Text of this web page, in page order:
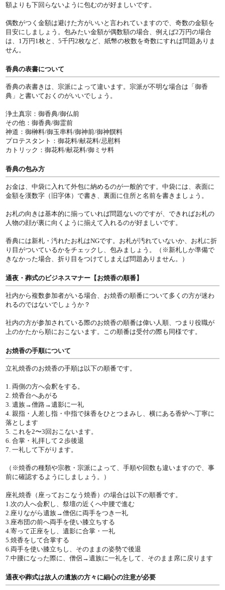
額よりも下回らないように包むのが好ましいです。
偶数がつく金額は避けた方がいいと言われていますので、奇数の金額を
目安にしましょう。包みたい金額が偶数額の場合、例えば2万円の場合
は、1万円1枚と、5千円2枚など、紙幣の枚数を奇数にすれば問題ありま
せん。
香典の表書について
香典の表書きは、宗派によって違います。宗派が不明な場合は「御香
典」と書いておくのがいいでしょう。
浄土真宗：御香典/御仏前
その他：御香典/御霊前
神道：御榊料/御玉串料/御神前/御神饌料
プロテスタント：御花料/献花料/忌慰料
カトリック：御花料/献花料/御ミサ料
香典の包み方
お金は、中袋に入れて外包に納めるのが一般的です。中袋には、表面に
金額を漢数字（旧字体）で書き、裏面に住所と名前を書きましょう。
お札の向きは基本的に揃っていれば問題ないのですが、できればお札の
人物の顔が裏に向くように揃えて入れるのが好ましいです。
香典には新札・汚れたお札はNGです。お札が汚れていないか、お札に折
り目がついているかをチェックし、包みましょう。（※新札しか準備で
きなかった場合、折り目をつけてしまえば問題ありません。）
通夜・葬式のビジネスマナー【お焼香の順番】
社内から複数参加者がいる場合、お焼香の順番について多くの方が迷わ
れるのではないでしょうか？
社内の方が参加されている際のお焼香の順番は偉い人順、つまり役職が
上のかたから順におこないます。この順番は受付の際も同様です。
お焼香の手順について
立礼焼香のお焼香の手順は以下の順番です。
1. 両側の方へ会釈をする。
2. 焼香台へあがる
3. 遺族→僧路→遺影に一礼
4. 親指・人差し指・中指で抹香をひとつまみし、横にある香炉へ丁寧に
落とします
5. これを2〜3回おこないます。
6. 合掌・礼拝して２歩後退
7. 一礼して下がります。
（※焼香の種類や宗教・宗派によって、手順や回数も違いますので、事
前に確認するようにしましょう。）
座礼焼香（座っておこなう焼香）の場合は以下の順番です。
1.次の人へ会釈し、祭壇の近くへ中腰で進む
2.座りながら遺族→僧侶に両手をつき一礼
3.座布団の前へ両手を使い膝立ちする
4.寄って正座をし、遺影に合掌・一礼
5.焼香をして合掌する
6.両手を使い膝立ちし、そのままの姿勢で後退
7.中腰になった際に、僧侶→遺族に一礼をして、そのまま席に戻ります
通夜や葬式は故人の遺族の方々に細心の注意が必要